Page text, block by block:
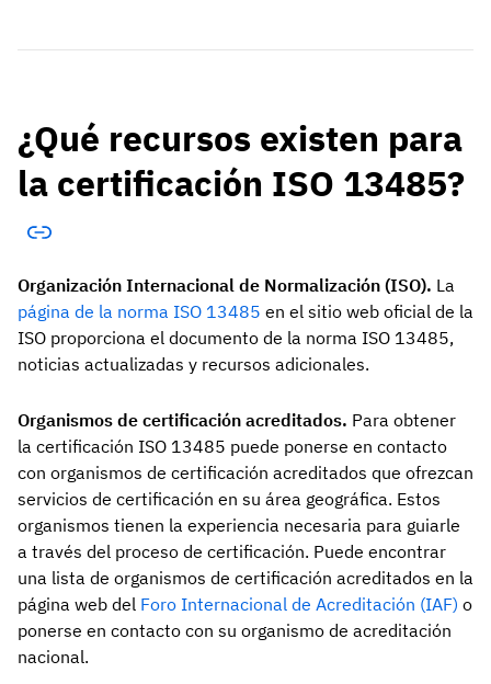
¿Qué recursos existen para
la certificación ISO 13485?
Organización Internacional de Normalización (ISO). La
página de la norma ISO 13485 en el sitio web oficial de la
ISO proporciona el documento de la norma ISO 13485,
noticias actualizadas y recursos adicionales.
Organismos de certificación acreditados. Para obtener
la certificación ISO 13485 puede ponerse en contacto
con organismos de certificación acreditados que ofrezcan
servicios de certificación en su área geográfica. Estos
organismos tienen la experiencia necesaria para guiarle
a través del proceso de certificación. Puede encontrar
una lista de organismos de certificación acreditados en la
página web del Foro Internacional de Acreditación (IAF) o
ponerse en contacto con su organismo de acreditación
nacional.